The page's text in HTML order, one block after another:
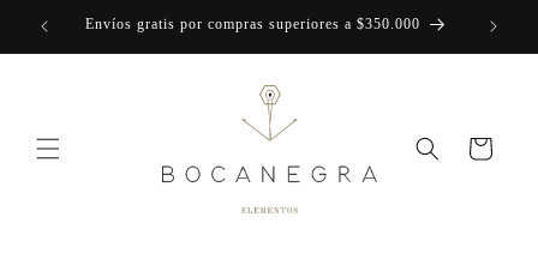
Skip to
content
Envíos gratis por compras superiores a $350.000
Cart